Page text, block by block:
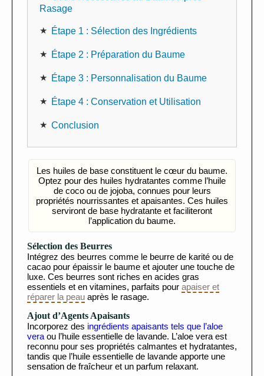
Rasage
Étape 1 : Sélection des Ingrédients
Étape 2 : Préparation du Baume
Étape 3 : Personnalisation du Baume
Étape 4 : Conservation et Utilisation
Conclusion
Les huiles de base constituent le cœur du baume.
Optez pour des huiles hydratantes comme l’huile
de coco ou de jojoba, connues pour leurs
propriétés nourrissantes et apaisantes. Ces huiles
serviront de base hydratante et faciliteront
l’application du baume.
Sélection des Beurres
Intégrez des beurres comme le beurre de karité ou de
cacao pour épaissir le baume et ajouter une touche de
luxe. Ces beurres sont riches en acides gras
essentiels et en vitamines, parfaits pour apaiser et
réparer la peau après le rasage.
Ajout d’Agents Apaisants
Incorporez des ingrédients apaisants tels que l’aloe
vera ou l’huile essentielle de lavande. L’aloe vera est
reconnu pour ses propriétés calmantes et hydratantes,
tandis que l’huile essentielle de lavande apporte une
sensation de fraîcheur et un parfum relaxant.